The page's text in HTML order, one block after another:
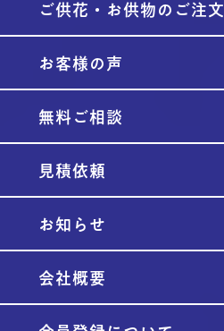
ご供花・お供物のご注文
お客様の声
無料ご相談
見積依頼
お知らせ
会社概要